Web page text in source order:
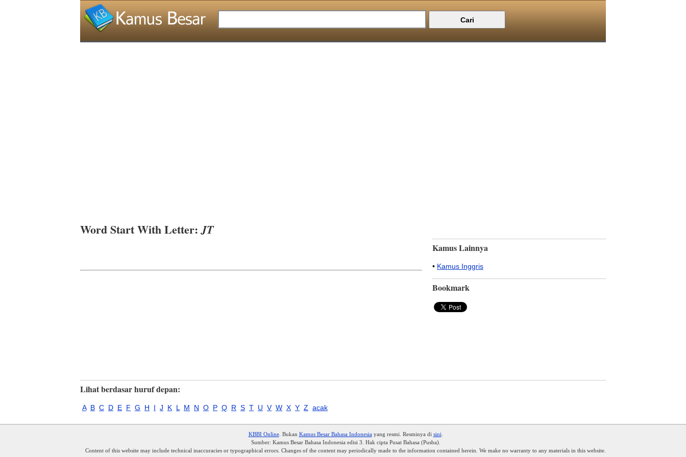
Word Start With Letter:JT
Kamus Lainnya
• Kamus Inggris
Bookmark
Lihat berdasar huruf depan:
A B C D E F G H I J K L M N O P Q R S T U V W X Y Z acak
KBBI Online. Bukan Kamus Besar Bahasa Indonesiayang resmi. Resminya di sini
Sumber: Kamus Besar Bahasa Indonesia edisi 3. Hak cipta Pusat Bahasa (Pusba).
Content of this website may include technical inaccuracies or typographical errors. Changes of the content may periodically made to the information contained herein. We make no warranty to any materials in this website.